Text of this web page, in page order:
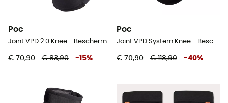
Poc
Joint VPD 2.0 Knee - Beschermer
€ 70,90 € 83,90 -15%
Poc
Joint VPD System Knee - Beschermer
€ 70,90 € 118,90 -40%